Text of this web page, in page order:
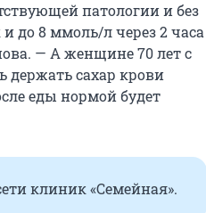
патологии и без
до 8 ммоль/л через 2 часа
— А женщине 70 лет с
сахар крови
еды нормой будет
клиник «Семейная».